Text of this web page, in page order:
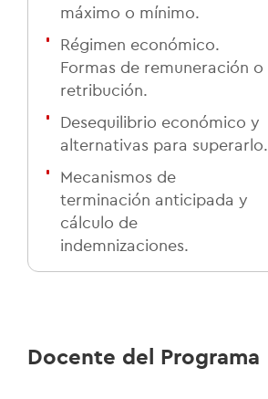
máximo o mínimo.
Régimen económico.
Formas de remuneración o
retribución.
Desequilibrio económico y
alternativas para superarlo.
Mecanismos de
terminación anticipada y
cálculo de
indemnizaciones.
Docente del Programa